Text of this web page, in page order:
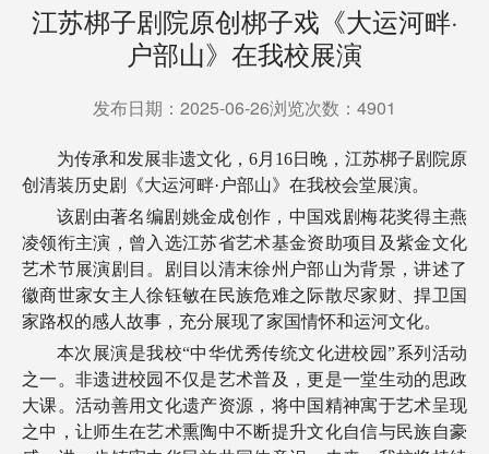
江苏梆子剧院原创梆子戏《大运河畔·
户部山》在我校展演
发布日期：2025-06-26浏览次数： 4901
为传承和发展非遗文化，6月16日晚，江苏梆子剧院原
创清装历史剧《大运河畔·户部山》在我校会堂展演。
该剧由著名编剧姚金成创作，中国戏剧梅花奖得主燕
凌领衔主演，曾入选江苏省艺术基金资助项目及紫金文化
艺术节展演剧目。剧目以清末徐州户部山为背景，讲述了
徽商世家女主人徐钰敏在民族危难之际散尽家财、捍卫国
家路权的感人故事，充分展现了家国情怀和运河文化。
本次展演是我校“中华优秀传统文化进校园”系列活动
之一。非遗进校园不仅是艺术普及，更是一堂生动的思政
大课。活动善用文化遗产资源，将中国精神寓于艺术呈现
之中，让师生在艺术熏陶中不断提升文化自信与民族自豪